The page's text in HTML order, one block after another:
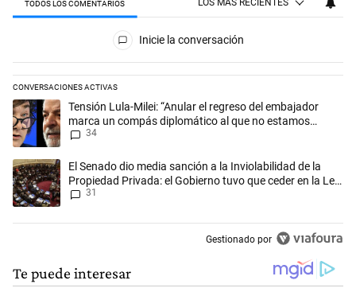
TODOS LOS COMENTARIOS LOS MÁS RECIENTES
Todos los comentarios
Inicie la conversación
CONVERSACIONES ACTIVAS
Este listado muestra los artículos con más comentarios en los
Un artículo de tendencia con el título "Tensión Lula-Milei: “Anular el
Tensión Lula-Milei: “Anular el regreso del embajador
marca un compás diplomático al que no estamos
acostumbrados"
34
Un artículo de tendencia con el título "El Senado dio media sanción a
El Senado dio media sanción a la Inviolabilidad de la
Propiedad Privada: el Gobierno tuvo que ceder en la Ley
del Manejo del Fuego
31
Gestionado por